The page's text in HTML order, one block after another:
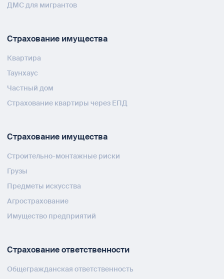
ДМС для мигрантов
Страхование имущества
Квартира
Таунхаус
Частный дом
Страхование квартиры через ЕПД
Страхование имущества
Строительно-монтажные риски
Грузы
Предметы искусства
Агрострахование
Имущество предприятий
Страхование ответственности
Общегражданская ответственность